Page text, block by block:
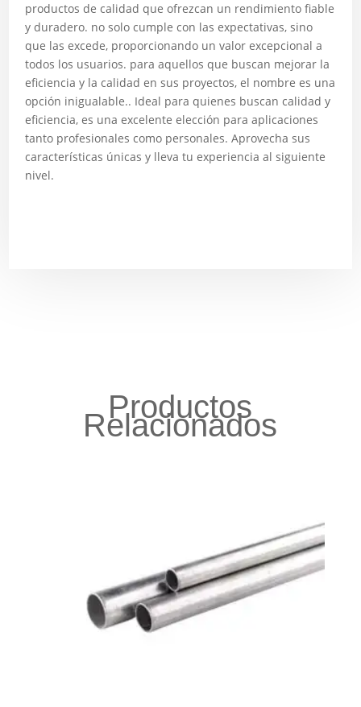
productos de calidad que ofrezcan un rendimiento fiable
y duradero. no solo cumple con las expectativas, sino
que las excede, proporcionando un valor excepcional a
todos los usuarios. para aquellos que buscan mejorar la
eficiencia y la calidad en sus proyectos, el nombre es una
opción inigualable.. Ideal para quienes buscan calidad y
eficiencia, es una excelente elección para aplicaciones
tanto profesionales como personales. Aprovecha sus
características únicas y lleva tu experiencia al siguiente
nivel.
Productos
Relacionados